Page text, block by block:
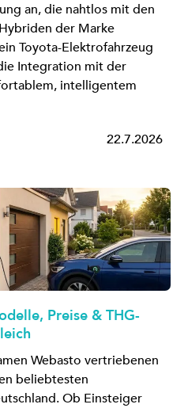
an, die nahtlos mit den
der Marke
Toyota-Elektrofahrzeug
Integration mit der
intelligentem
22.7.2026
Preise & THG-
Webasto vertriebenen
beliebtesten
Ob Einsteiger